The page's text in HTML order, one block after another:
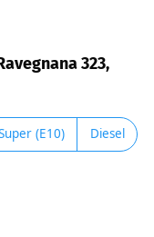
323,
(E10) Diesel